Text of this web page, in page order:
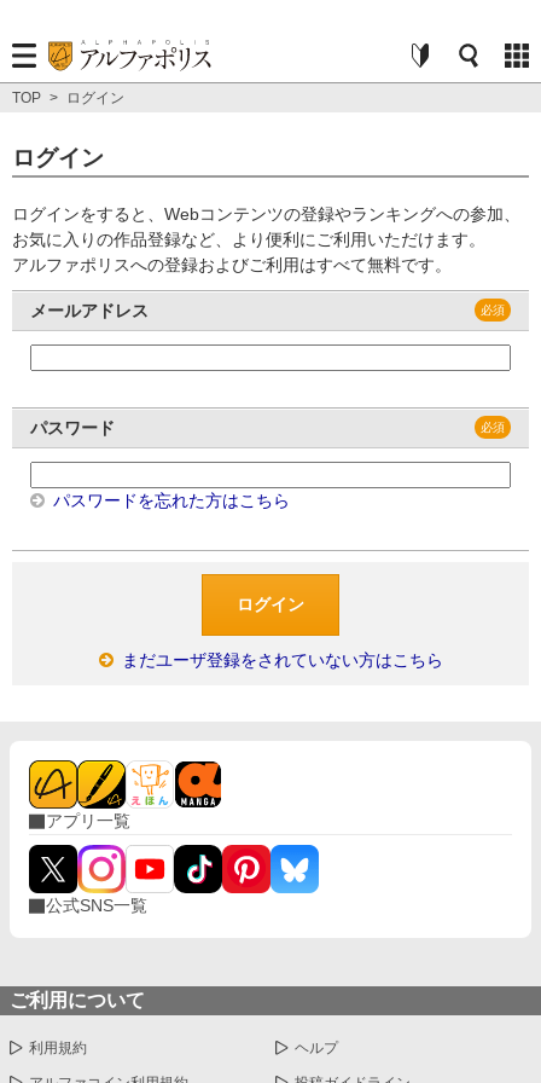
TOP > ログイン
ログイン
ログインをすると、Webコンテンツの登録やランキングへの参加、
お気に入りの作品登録など、より便利にご利用いただけます。
アルファポリスへの登録およびご利用はすべて無料です。
メールアドレス
パスワード
パスワードを忘れた方はこちら
まだユーザ登録をされていない方はこちら
アプリ一覧
公式SNS一覧
ご利用について
利用規約 ヘルプ